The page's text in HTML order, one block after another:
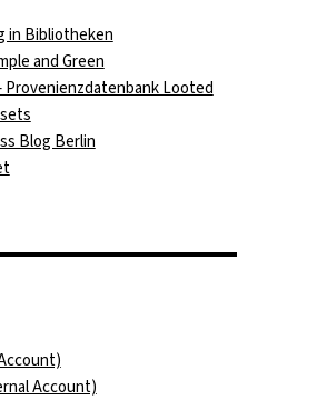
in Bibliotheken
and Green
Provenienzdatenbank Looted
Blog Berlin
Account)